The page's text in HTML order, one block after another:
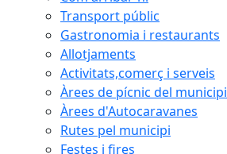
Transport públic
Gastronomia i restaurants
Allotjaments
Activitats,comerç i serveis
Àrees de pícnic del municipi
Àrees d'Autocaravanes
Rutes pel municipi
Festes i fires